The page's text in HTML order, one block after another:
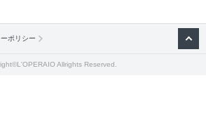
ポリシー
Allrights Reserved.